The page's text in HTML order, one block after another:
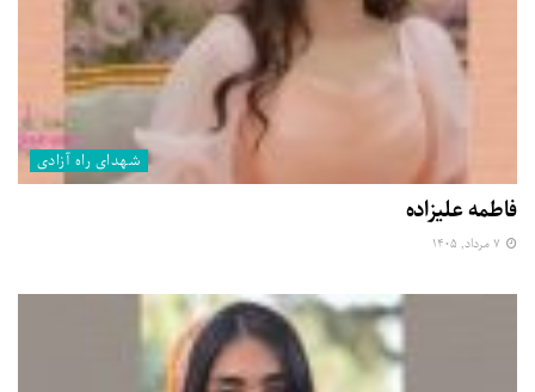
شهدای راه آزادی
فاطمه علیزاده